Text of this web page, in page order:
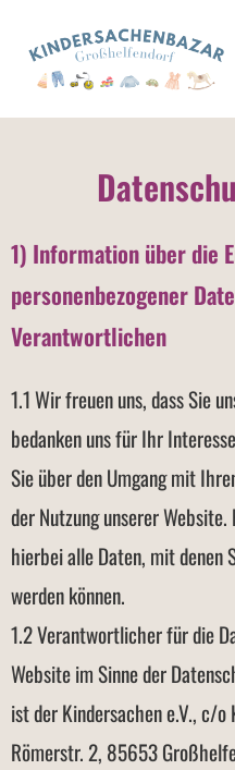
1) Information über die
personenbezogener
Verantwortlichen
1.1 Wir freuen uns, dass Sie
bedanken uns für Ihr
Sie über den Umgang mit
der Nutzung unserer
hierbei alle Daten, mit
werden können.
1.2 Verantwortlicher für die
Website im Sinne der
ist der Kindersachen e.V., c/o
Römerstr. 2, 85653